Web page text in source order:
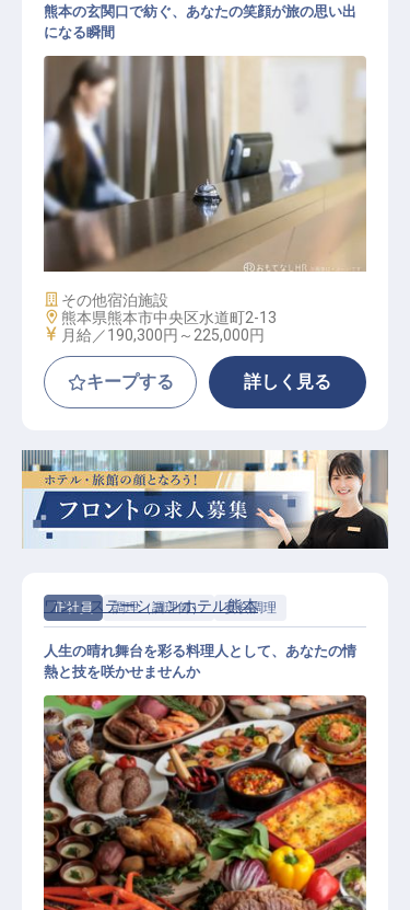
ホテルフロントスタッフ
熊本の玄関口で紡ぐ、あなたの笑顔が旅の思い出
になる瞬間
施設業態
その他宿泊施設
勤務地
熊本県熊本市中央区水道町2-13
給与
月給／190,300円～ 225,000円
キープする 詳しく見る
正社員 調理（調理師） 宴会調理
宴会・ブライダルキッチン
ワン・ステーションホテル熊本
人生の晴れ舞台を彩る料理人として、あなたの情
熱と技を咲かせませんか